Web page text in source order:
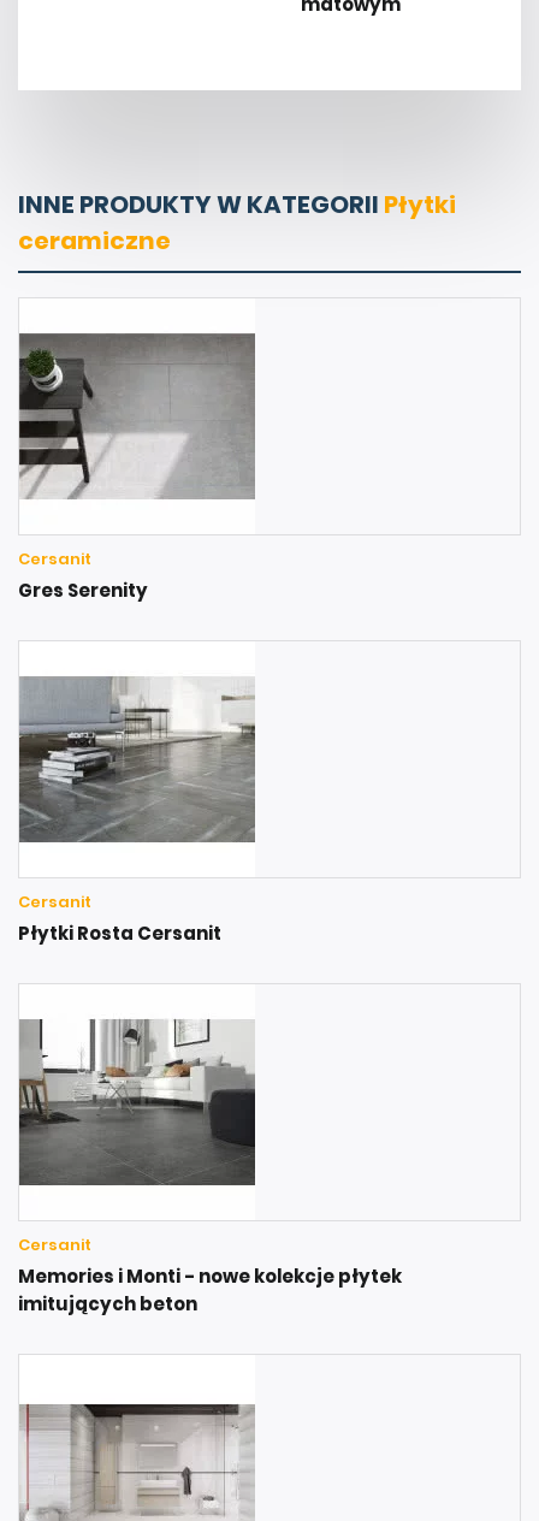
INNE PRODUKTY W KATEGORII Płytki
ceramiczne
Cersanit
Gres Serenity
Cersanit
Płytki Rosta Cersanit
Cersanit
Memories i Monti - nowe kolekcje płytek
imitujących beton